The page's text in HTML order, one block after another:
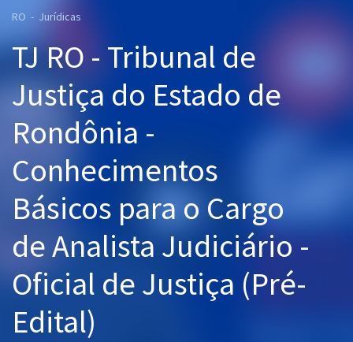
Cursos 20% OFF
Pós
Graduação
OAB
Mentorias
Questões grátis
Conteúdo gratuito
Aprovados
RO - Jurídicas
TJ RO - Tribunal de
Justiça do Estado de
Rondônia -
Conhecimentos
Básicos para o Cargo
de Analista Judiciário -
Oficial de Justiça (Pré-
Edital)